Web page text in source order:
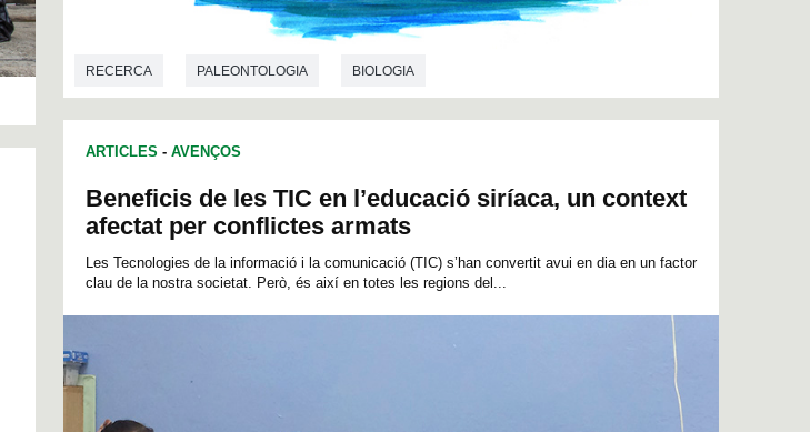
RECERCA PALEONTOLOGIA BIOLOGIA
ARTICLES - AVENÇOS
Beneficis de les TIC en l’educació siríaca, un context
afectat per conflictes armats
Les Tecnologies de la informació i la comunicació (TIC) s’han convertit avui en dia en un factor
clau de la nostra societat. Però, és així en totes les regions del...